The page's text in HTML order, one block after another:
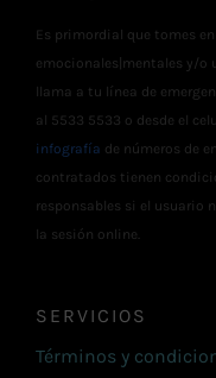
Es primordial que tomes
emocionales|mentales y/o
llama a tu línea de
al 5533 5533 o desde el
infografía de números de
contratados tienen
responsables si el usuario
la sesión online.
SERVICIOS
Términos y